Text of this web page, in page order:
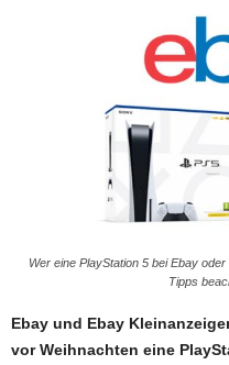
Wer eine PlayStation 5 bei Ebay
Tipps
Ebay und Ebay
vor Weihnachten eine